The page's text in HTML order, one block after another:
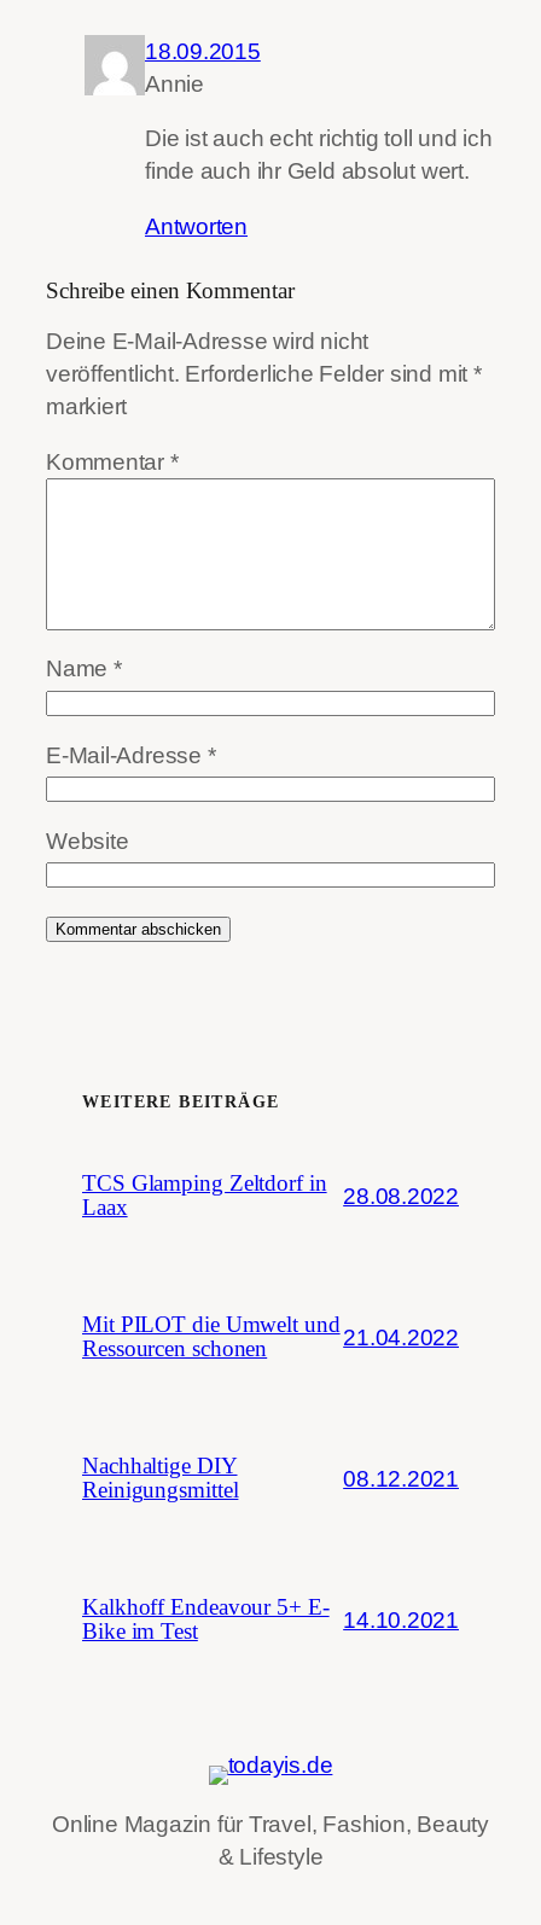
18.09.2015
Annie
Die ist auch echt richtig toll und ich
finde auch ihr Geld absolut wert.
Antworten
Schreibe einen Kommentar
Deine E-Mail-Adresse wird nicht
veröffentlicht. Erforderliche Felder sind mit *
markiert
Kommentar *
Name *
E-Mail-Adresse *
Website
WEITERE BEITRÄGE
TCS Glamping Zeltdorf in
Laax
28.08.2022
Mit PILOT die Umwelt und
Ressourcen schonen
21.04.2022
Nachhaltige DIY
Reinigungsmittel
08.12.2021
Kalkhoff Endeavour 5+ E-
Bike im Test
14.10.2021
Online Magazin für Travel, Fashion, Beauty
& Lifestyle